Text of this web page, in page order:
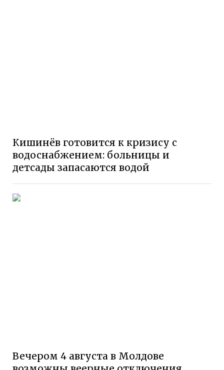
Кишинёв готовится к кризису с
водоснабжением: больницы и
детсады запасаются водой
Вечером 4 августа в Молдове